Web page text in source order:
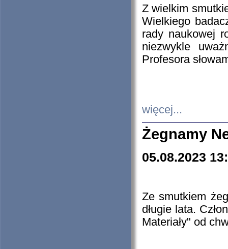
Z wielkim
Wielkiego
rady naukowej
niezwykle
Profesora
więcej...
Żegnamy
05.08.2023
Ze smutkiem
długie lata.
Materiały" od